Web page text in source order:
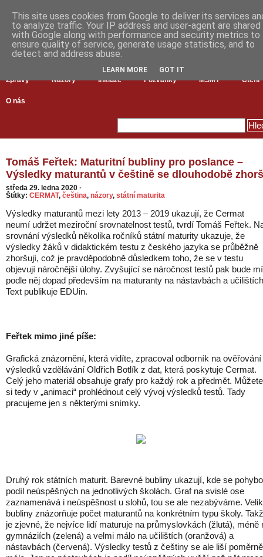
Zprávy Názory Inkluze Pozvánky MŠMT Čtení
O nás
Tomáš Feřtek: Maturitní bubliny pro poslance –
Výsledky maturantů v češtině se dlouhodobě
středa 29. ledna 2020 ·
Štítky: CERMAT, čeština, názory, státní maturita
Výsledky maturantů mezi lety 2013 – 2019 ukazují, že Cermat
neumí udržet meziroční srovnatelnost testů, tvrdí Tomáš Feřtek.
srovnání výsledků několika ročníků státní maturity ukazuje, že
výsledky žáků v didaktickém testu z českého jazyka se průběžně
zhoršují, což je pravděpodobně důsledkem toho, že se v testu
objevují náročnější úlohy. Zvyšující se náročnost testů pak bude
podle něj dopad především na maturanty na nástavbách a
Text publikuje EDUin.
Feřtek mimo jiné píše:
Grafická znázornění, která vidíte, zpracoval odborník na ověřování
výsledků vzdělávání Oldřich Botlík z dat, která poskytuje Cermat.
Celý jeho materiál obsahuje grafy pro každý rok a předmět. Můžete
si tedy v „animaci“ prohlédnout celý vývoj výsledků testů. Tady
pracujeme jen s některými snímky.
Druhý rok státních maturit. Barevné bubliny ukazují, kde se
podíl neúspěšných na jednotlivých školách. Graf na svislé ose
zaznamenává i neúspěšnost u slohů, tou se ale nezabýváme.
bubliny znázorňuje počet maturantů na konkrétním typu školy.
je zjevné, že nejvíce lidí maturuje na průmyslovkách (žlutá), méně
gymnáziích (zelená) a velmi málo na učilištích (oranžová) a
nástavbách (červená). Výsledky testů z češtiny se ale liší poměrně
This site uses cookies from Google to deliver its services
to analyze traffic. Your IP address and user-agent are shared
with Google along with performance and security metrics to
ensure quality of service, generate usage statistics, and to
detect and address abuse.
LEARN MORE GOT IT